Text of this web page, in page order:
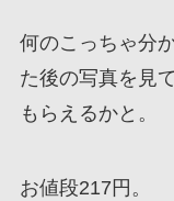
何のこっちゃ分
た後の写真を見
もらえるかと。
お値段217円。